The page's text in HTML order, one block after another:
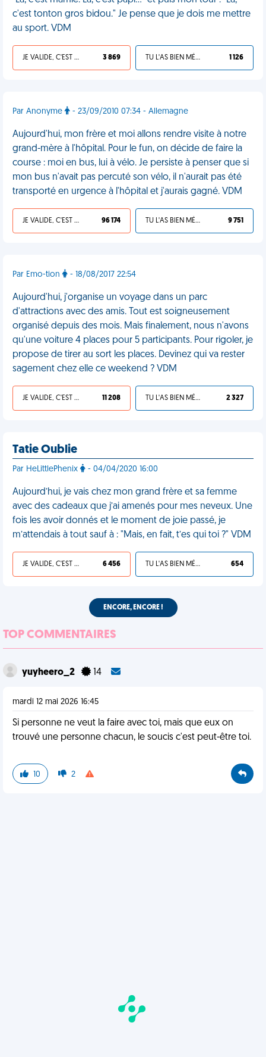
c'est tonton gros bidou." Je pense que je dois me mettre
au sport. VDM
JE VALIDE, C'EST UNE VDM 3 869 TU L'AS BIEN MÉRITÉ 1 126
Par Anonyme - 23/09/2010 07:34 - Allemagne
Aujourd'hui, mon frère et moi allons rendre visite à notre
grand-mère à l'hôpital. Pour le fun, on décide de faire la
course : moi en bus, lui à vélo. Je persiste à penser que si
mon bus n'avait pas percuté son vélo, il n'aurait pas été
transporté en urgence à l'hôpital et j'aurais gagné. VDM
JE VALIDE, C'EST UNE VDM 96 174 TU L'AS BIEN MÉRITÉ 9 751
Par Emo-tion - 18/08/2017 22:54
Aujourd'hui, j'organise un voyage dans un parc
d'attractions avec des amis. Tout est soigneusement
organisé depuis des mois. Mais finalement, nous n'avons
qu'une voiture 4 places pour 5 participants. Pour rigoler, je
propose de tirer au sort les places. Devinez qui va rester
sagement chez elle ce weekend ? VDM
JE VALIDE, C'EST UNE VDM 11 208 TU L'AS BIEN MÉRITÉ 2 327
Tatie Oublie
Par HeLittlePhenix - 04/04/2020 16:00
Aujourd’hui, je vais chez mon grand frère et sa femme
avec des cadeaux que j’ai amenés pour mes neveux. Une
fois les avoir donnés et le moment de joie passé, je
m’attendais à tout sauf à : "Mais, en fait, t’es qui toi ?" VDM
JE VALIDE, C'EST UNE VDM 6 456 TU L'AS BIEN MÉRITÉ 654
ENCORE, ENCORE !
TOP COMMENTAIRES
yuyheero_2 14
mardi 12 mai 2026 16:45
Si personne ne veut la faire avec toi, mais que eux on
trouvé une personne chacun, le soucis c'est peut-être toi.
10 2